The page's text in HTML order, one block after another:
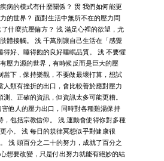
病的模式有什麼關係？ 贯 我們如何能更
的世界？ 面對生活中無所不在的壓力問
什麼抗壓偏方？ 浅 滿足心裡的欲望，尤
體接觸。 浅 千萬別讓自己生活在「感覺
得好、睡得飽的良好睡眠品質。 浅 不要懼
壓力源的世界，有時候反而是巨大的壓
當下，保持樂觀，不要做最壞打算，想試
人類有挫折的出口，會比較善於應對壓力
、正確的資訊，但資訊太多可能更糟。
他人的壓力出口，同時對各種雞湯保持
，包括宗教信仰。 浅 運動會使得你對多種
小。 浅 每日的規律冥想似乎對健康很
浅 頭百分之二十的努力，成就了百分之
想要改變，只是付出努力就能有絕妙的結